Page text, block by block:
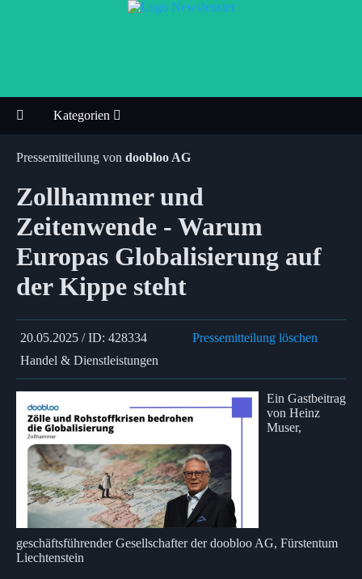
Kategorien
Pressemitteilung von doobloo AG
Zollhammer und
Zeitenwende - Warum
Europas Globalisierung auf
der Kippe steht
20.05.2025 / ID: 428334
Pressemitteilung löschen
Handel & Dienstleistungen
Ein Gastbeitrag
von Heinz
Muser,
geschäftsführender Gesellschafter der doobloo AG, Fürstentum
Liechtenstein